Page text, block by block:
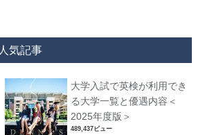
人気記事
大学入試で英検が利用でき
る大学一覧と優遇内容＜
2025年度版＞
489,437ビュー